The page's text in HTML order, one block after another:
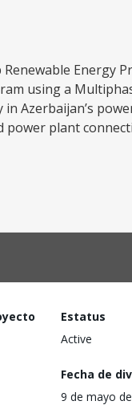
Energy
using a
Azerbaijan’s
power plant
Estatus
Active
Fecha de
9 de mayo